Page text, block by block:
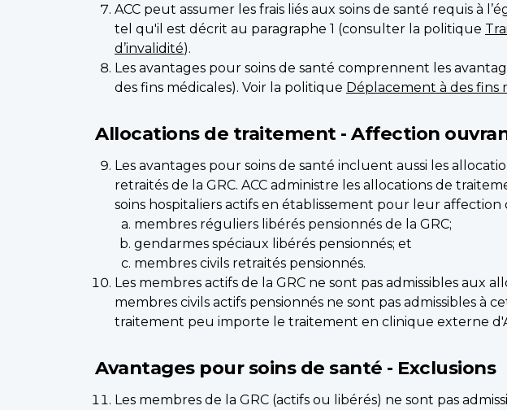
ACC peut assumer les frais liés aux soins de santé requis à
tel qu'il est décrit au paragraphe 1 (consulter la politique
d’invalidité).
Les avantages pour soins de santé comprennent les
des fins médicales). Voir la politique Déplacement à des fins
Allocations de traitement - Affection
Les avantages pour soins de santé incluent aussi les
retraités de la GRC. ACC administre les allocations de
soins hospitaliers actifs en établissement pour leur affection
membres réguliers libérés pensionnés de la GRC;
gendarmes spéciaux libérés pensionnés; et
membres civils retraités pensionnés.
Les membres actifs de la GRC ne sont pas admissibles aux
membres civils actifs pensionnés ne sont pas admissibles à
traitement peu importe le traitement en clinique externe
Avantages pour soins de santé - Exclusions
Les membres de la GRC (actifs ou libérés) ne sont pas